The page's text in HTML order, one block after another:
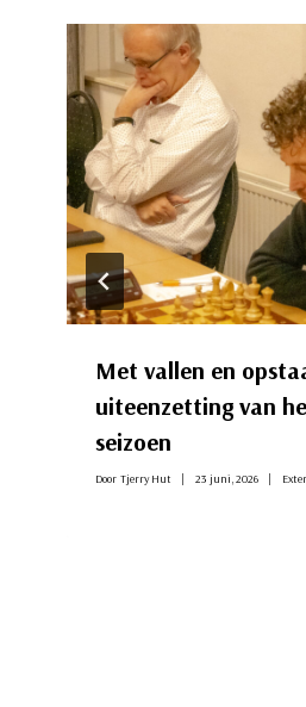
Met vallen en
uiteenzetting van
seizoen
Door Tjerry Hut 23 juni, 2026